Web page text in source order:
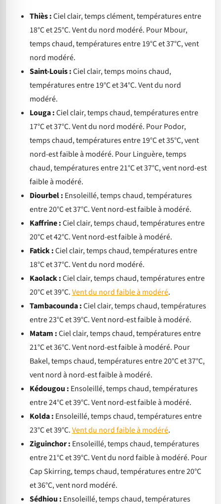
Thiès :Ciel clair, temps clément, températures entre
18°C et 25°C. Vent du nord modéré. Pour Mbour,
temps chaud, températures entre 19°C et 37°C, vent
nord modéré.
Saint-Louis :Ciel clair, temps moins chaud,
températures entre 19°C et 34°C. Vent du nord
modéré.
Louga :Ciel clair, temps chaud, températures entre
17°C et 37°C. Vent du nord modéré. Pour Podor,
temps chaud, températures entre 19°C et 35°C, vent
nord-est faible à modéré. Pour Linguère, temps
chaud, températures entre 21°C et 37°C, vent nord-est
faible à modéré.
Diourbel : Ensoleillé, temps chaud, températures
entre 20°C et 37°C. Vent nord-est faible à modéré.
Kaffrine :Ciel clair, temps chaud, températures entre
20°C et 42°C. Vent nord-est faible à modéré.
Fatick :Ciel clair, temps chaud, températures entre
18°C et 37°C. Vent du nord modéré.
Kaolack :Ciel clair, temps chaud, températures entre
20°C et 39°C.Vent du nord faible à modéré.
Tambacounda :Ciel clair, temps chaud, températures
entre 23°C et 39°C. Vent nord-est faible à modéré.
Matam :Ciel clair, temps chaud, températures entre
21°C et 36°C. Vent nord-est faible à modéré. Pour
Bakel, temps chaud, températures entre 20°C et 37°C,
vent nord à nord-est faible à modéré.
Kédougou : Ensoleillé, temps chaud, températures
entre 24°C et 39°C. Vent nord-est faible à modéré.
Kolda : Ensoleillé, temps chaud, températures entre
23°C et 39°C.Vent du nord faible à modéré.
Ziguinchor : Ensoleillé, temps chaud, températures
entre 21°C et 39°C. Vent du nord faible à modéré. Pour
Cap Skirring, temps chaud, températures entre 20°C
et 36°C, vent nord modéré.
Sédhiou : Ensoleillé, temps chaud, températures